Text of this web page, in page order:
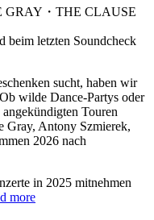
GRAY・THE CLAUSE
beim letzten Soundcheck
sucht, haben wir
wilde Dance-Partys oder
Touren
Gray, Antony Szmierek,
2026 nach
in 2025 mitnehmen
more